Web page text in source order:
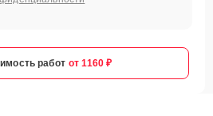
работ от 1160 ₽